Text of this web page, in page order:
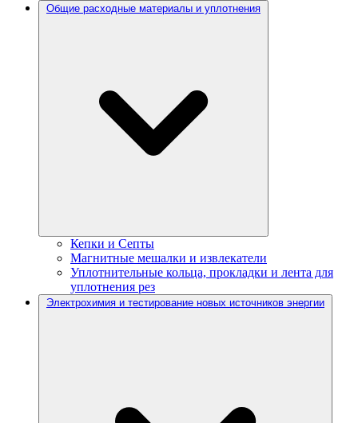
Общие расходные материалы и уплотнения
Кепки и Септы
Магнитные мешалки и извлекатели
Уплотнительные кольца, прокладки и лента для
уплотнения рез
Электрохимия и тестирование новых источников энергии